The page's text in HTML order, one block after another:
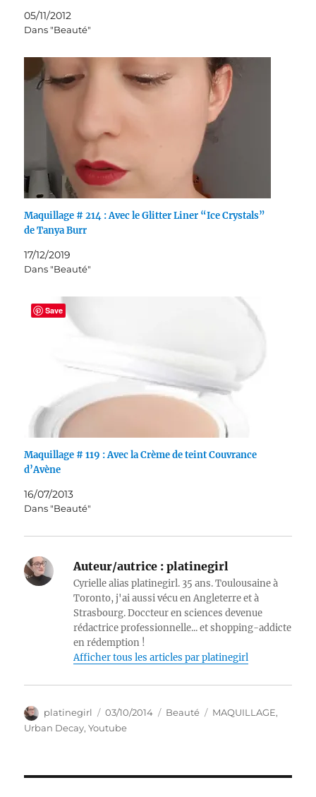
05/11/2012
Dans "Beauté"
Maquillage # 214 : Avec le Glitter Liner “Ice Crystals”
de Tanya Burr
17/12/2019
Dans "Beauté"
Maquillage # 119 : Avec la Crème de teint Couvrance
d’Avène
16/07/2013
Dans "Beauté"
Auteur/autrice : platinegirl
Cyrielle alias platinegirl. 35 ans. Toulousaine à
Toronto, j'ai aussi vécu en Angleterre et à
Strasbourg. Doccteur en sciences devenue
rédactrice professionnelle... et shopping-addicte
en rédemption !
Afficher tous les articles par platinegirl
Auteur
platinegirl
Publié
le
03/10/2014 Catégories
Beauté Étiquettes
MAQUILLAGE,
Urban Decay,Youtube
Save